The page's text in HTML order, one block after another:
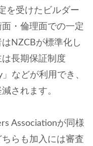
を受けたビルダー
・倫理面での一定
NZCBが標準化し
長期保証制度
などが利用でき、
されます。
Associationが同様
らも加入には審査